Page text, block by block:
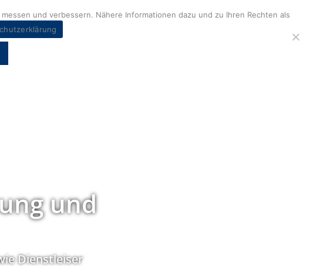
und
Dienstleiser
und verbessern. Nähere Informationen dazu und zu Ihren Rechten als